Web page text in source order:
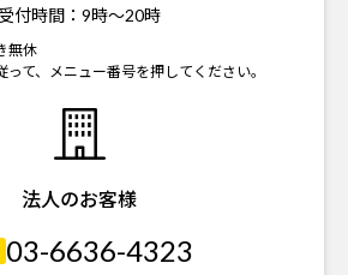
受付時間： 9時～20時
無休
て、メニュー番号を押してください。
法人のお客様
03-6636-4323